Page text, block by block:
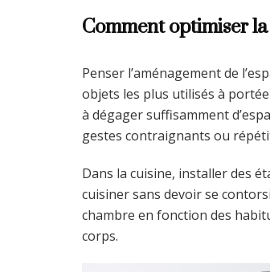
Comment optimiser
Penser l’aménagement de
objets les plus utilisés à
à dégager suffisamment
gestes contraignants ou
Dans la cuisine, installer des
cuisiner sans devoir se
chambre en fonction des
corps.